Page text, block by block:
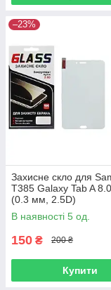
–23%
Захисне скло для
T385 Galaxy Tab A
(0.3 мм, 2.5D)
В наявності 5 од.
150 ₴ 200 ₴
Купити